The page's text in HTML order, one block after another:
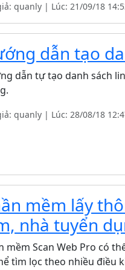
quanly | Lúc: 21/09/18
dẫn tạo
dẫn tự tạo danh sách
quanly | Lúc: 28/08/18
mềm lấy
nhà tuyển
mềm Scan Web Pro có
tìm lọc theo nhiều điều